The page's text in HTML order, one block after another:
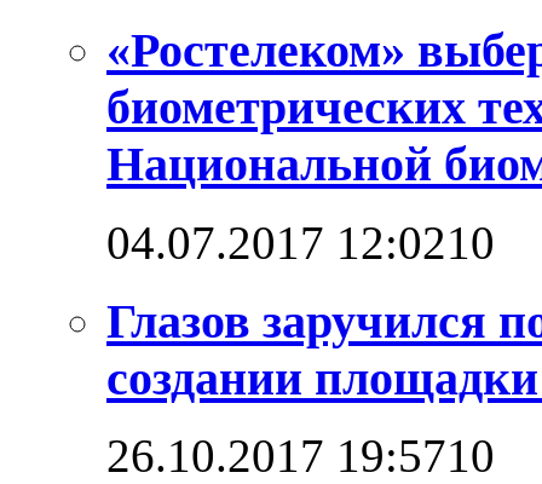
«Ростелеком»
биометрических
Национальной
04.07.2017 12:0210
Глазов заручился
создании
26.10.2017 19:5710